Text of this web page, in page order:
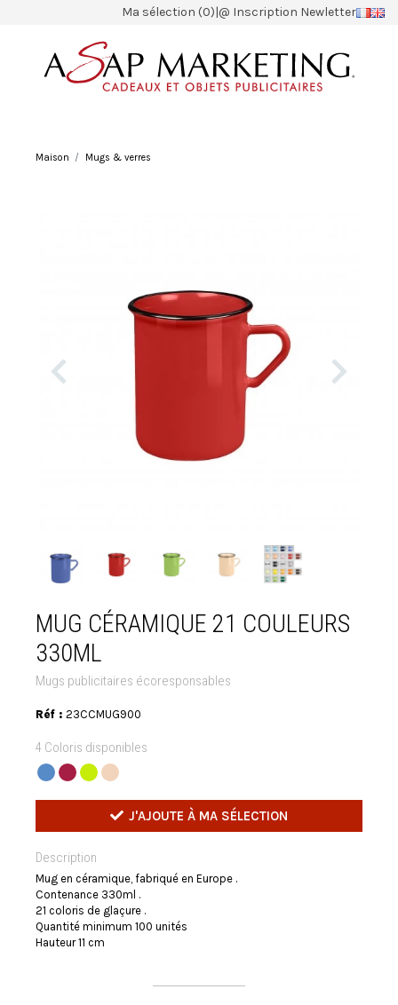
Ma sélection (0)|@ Inscription Newletter
Maison Mugs & verres
MUG CÉRAMIQUE 21 COULEURS
330ML
Mugs publicitaires écoresponsables
Réf : 23CCMUG900
4 Coloris disponibles
J'AJOUTE À MA SÉLECTION
Description
Mug en céramique, fabriqué en Europe .
Contenance 330ml .
21 coloris de glaçure .
Quantité minimum 100 unités
Hauteur 11 cm